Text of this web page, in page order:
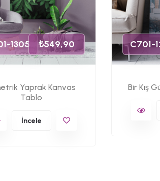
1305 ₺549,90
Yaprak Kanvas
Tablo
İncele
C701-
Bir Kış